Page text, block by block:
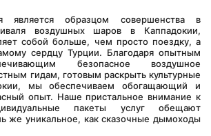
воздушных шаров в Каппадокии,
собой больше, чем просто поездку, а
сердцу Турции. Благодаря опытным
безопасное воздушное
гидам, готовым раскрыть культурные
мы обеспечиваем обогащающий и
опыт. Наше пристальное внимание к
пакеты услуг обещают
же уникальное, как сказочные дымоходы